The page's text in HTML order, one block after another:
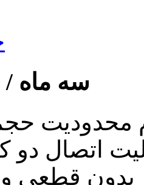
سه ماه /
محدودیت
اتصال دو
بدون قطعی